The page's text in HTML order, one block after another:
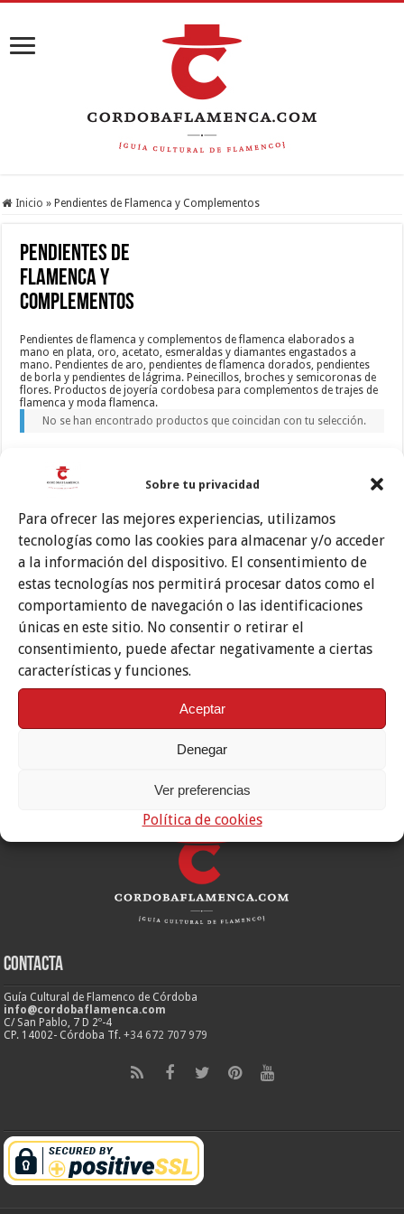
Sobre tu privacidad
Para ofrecer las mejores experiencias, utilizamos
tecnologías como las cookies para almacenar y/o acceder
a la información del dispositivo. El consentimiento de
estas tecnologías nos permitirá procesar datos como el
comportamiento de navegación o las identificaciones
únicas en este sitio. No consentir o retirar el
consentimiento, puede afectar negativamente a ciertas
características y funciones.
Aceptar
Denegar
Ver preferencias
Política de cookies
Inicio » Pendientes de Flamenca y Complementos
Pendientes de
Flamenca y
Complementos
Pendientes de flamenca y complementos de flamenca elaborados a
mano en plata, oro, acetato, esmeraldas y diamantes engastados a
mano. Pendientes de aro, pendientes de flamenca dorados, pendientes
de borla y pendientes de lágrima. Peinecillos, broches y semicoronas de
flores. Productos de joyería cordobesa para complementos de trajes de
flamenca y moda flamenca.
No se han encontrado productos que coincidan con tu selección.
No hay productos en el carrito.
Buscar en la tienda…
Buscar
Categorías de productos
Experiencias Flamencas en Córdoba
Contacta
Guía Cultural de Flamenco de Córdoba
info@cordobaflamenca.com
C/ San Pablo, 7 D 2º-4
CP. 14002- Córdoba Tf.+34 672 707 979